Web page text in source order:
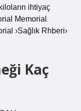
ihtiyaç
Memorial
›Sağlık Rhberi›
Kaç